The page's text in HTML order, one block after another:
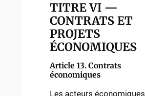
TITRE VI —
CONTRATS ET
PROJETS
ÉCONOMIQUES
Article 13. Contrats
économiques
Les acteurs économiques